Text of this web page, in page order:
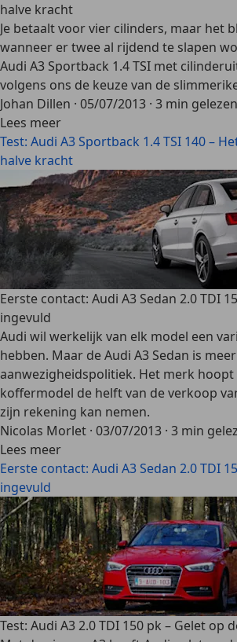
halve kracht
Je betaalt voor vier cilinders, maar het
wanneer er twee al rijdend te slapen
Audi A3 Sportback 1.4 TSI met
volgens ons de keuze van de
Johan Dillen · 05/07/2013 · 3 min gelezen
Lees meer
Test: Audi A3 Sportback 1.4 TSI 140 –
halve kracht
Eerste contact: Audi A3 Sedan 2.0 TDI
ingevuld
Audi wil werkelijk van elk model een
hebben. Maar de Audi A3 Sedan is
aanwezigheidspolitiek. Het merk
koffermodel de helft van de verkoop
zijn rekening kan nemen.
Nicolas Morlet · 03/07/2013 · 3 min
Lees meer
Eerste contact: Audi A3 Sedan 2.0 TDI
ingevuld
Test: Audi A3 2.0 TDI 150 pk – Gelet op